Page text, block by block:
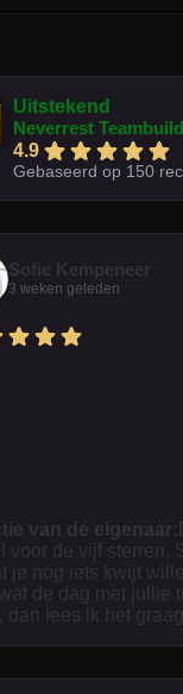
Uitstekend
Neverrest
4.9
Gebaseerd op 150
Sofie Kempeneer
3 weken geleden
van de eigenaar:
voor de vijf sterren,
je nog iets kwijt
de dag met jullie
dan lees ik het